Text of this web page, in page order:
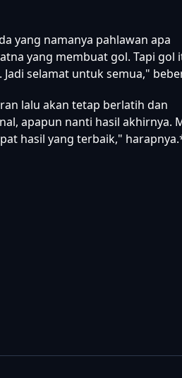
yang namanya pahlawan apa
yang membuat gol. Tapi gol
selamat untuk semua,"
lalu akan tetap berlatih dan
apapun nanti hasil akhirnya.
hasil yang terbaik,"